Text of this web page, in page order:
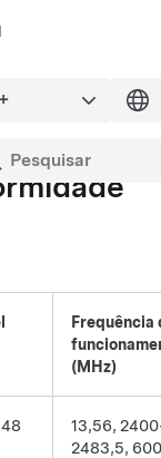
Frequência
(MHz)
13,56,
2483,5,